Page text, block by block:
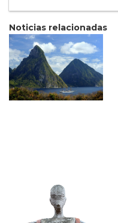
Noticias relacionadas